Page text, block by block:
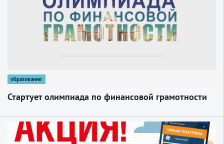
образование
Стартует олимпиада по финансовой грамотности